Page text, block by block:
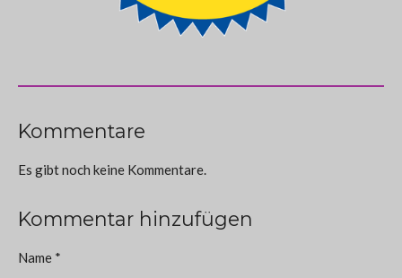
Kommentare
Es gibt noch keine Kommentare.
Kommentar hinzufügen
Name *